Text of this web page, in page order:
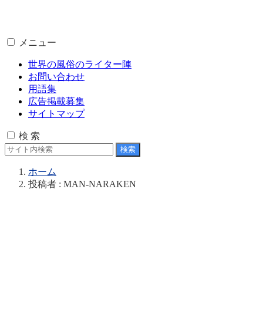
メニュー
世界の風俗のライター陣
お問い合わせ
用語集
広告掲載募集
サイトマップ
検 索
ホーム
投稿者 : MAN-NARAKEN